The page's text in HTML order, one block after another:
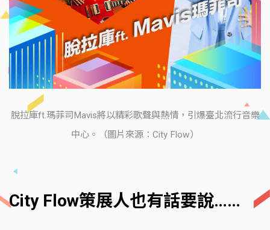
脫拉庫ft.瑪菲司Mavis將以精彩歌聲與熱情，引爆臺北流行音樂
中心。（圖片來源：City Flow）
City Flow策展人也有話要說……